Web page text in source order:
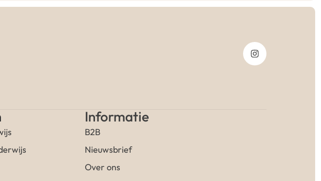
Informatie
B2B
Nieuwsbrief
Over ons